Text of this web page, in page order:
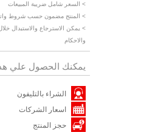
> السعر شامل ضريبة المبيعات
> المنتج مضمون حسب شروط
والاحكام
يمكنك الحصول علي
الشراء بالتليفون
اسعار الشركات
حجز المنتج